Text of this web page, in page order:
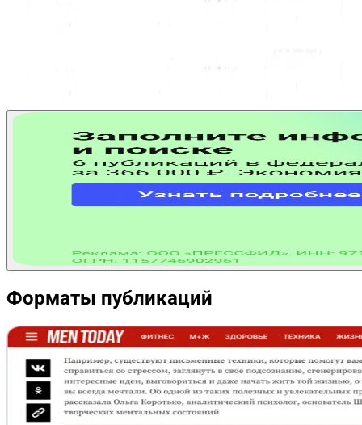
Форматы публикаций